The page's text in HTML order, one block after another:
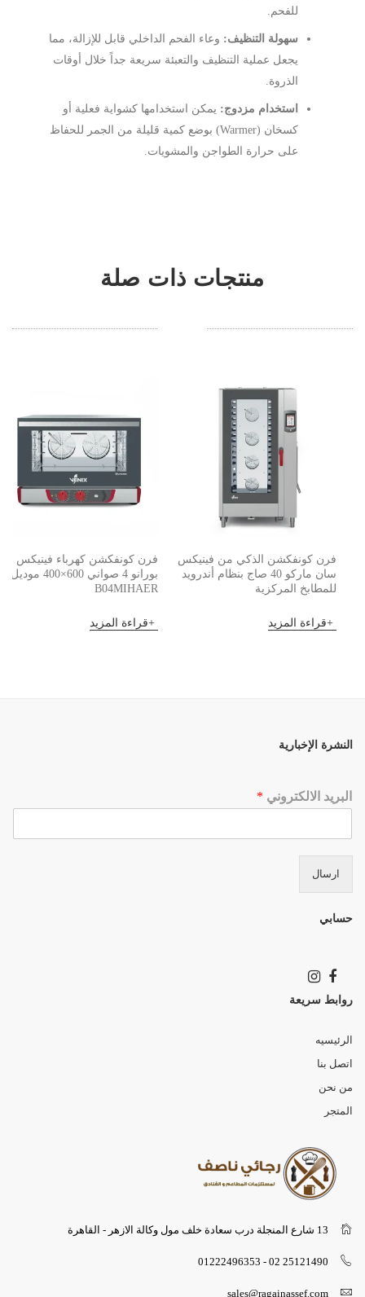
للفحم.
سهولة التنظيف: وعاء الفحم الداخلي قابل للإزالة، مما
يجعل عملية التنظيف والتعبئة سريعة جداً خلال أوقات
الذروة.
استخدام مزدوج: يمكن استخدامها كشواية فعلية أو
كسخان (Warmer) بوضع كمية قليلة من الجمر للحفاظ
على حرارة الطواجن والمشويات.
منتجات ذات صلة
فرن كونفكشن كهرباء فينيكس
بورانو 4 صواني 600×400 موديل
B04MIHAER
قراءة المزيد
فرن كونفكشن الذكي من فينيكس
سان ماركو 40 صاج بنظام أندرويد
للمطابخ المركزية
قراءة المزيد
النشرة الإخبارية
البريد الالكتروني *
ارسال
حسابي
روابط سريعة
الرئيسيه
اتصل بنا
من نحن
المتجر
13 شارع المنجلة درب سعادة خلف مول وكالة الازهر - القاهرة
25121490 02 - 01222496353
sales@ragainassef.com